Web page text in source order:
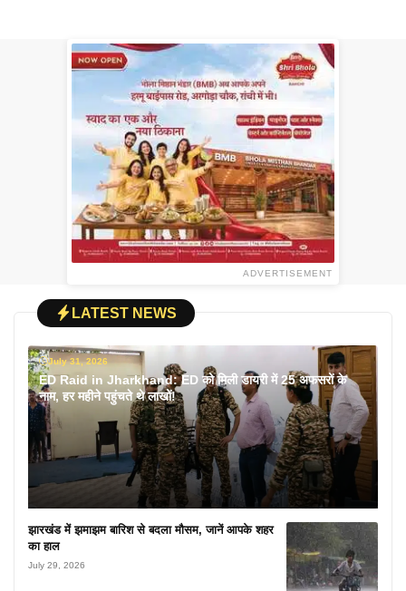
ADVERTISEMENT
LATEST NEWS
July 31, 2026
ED Raid in Jharkhand: ED को मिली डायरी में 25 अफसरों के
नाम, हर महीने पहुंचते थे लाखों!
झारखंड में झमाझम बारिश से बदला मौसम, जानें आपके शहर
का हाल
July 29, 2026